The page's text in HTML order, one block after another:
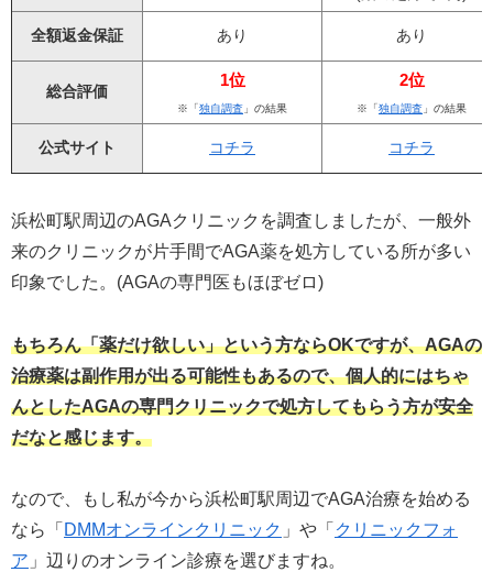
全額返金保証 あり あり
総合評価
1位
※「独自調査 」の結果
2位
※「独自調査 」の結果
公式サイト コチラ コチラ
浜松町駅周辺のAGAクリニックを調査しましたが、一般外
来のクリニックが片手間でAGA薬を処方している所が多い
印象でした。(AGAの専門医もほぼゼロ)
もちろん「薬だけ欲しい」という方ならOKですが、AGAの
治療薬は副作用が出る可能性もあるので、個人的にはちゃ
んとしたAGAの専門クリニックで処方してもらう方が安全
だなと感じます。
なので、もし私が今から浜松町駅周辺でAGA治療を始める
なら「 DMMオンラインクリニック 」や「 クリニックフォ
ア 」辺りのオンライン診療を選びますね。